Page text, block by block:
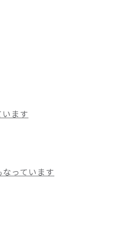
ます
っています